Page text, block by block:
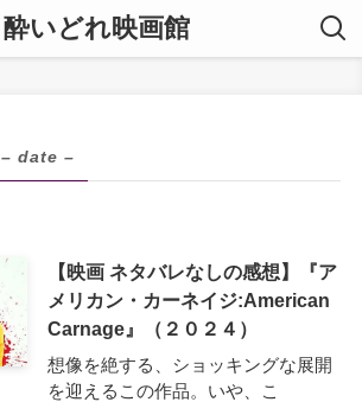
酔いどれ映画館
– date –
【映画 ネタバレなしの感想】『ア
メリカン・カーネイジ:American
Carnage』（２０２４）
想像を絶する、ショッキングな展開
を迎えるこの作品。いや、こ